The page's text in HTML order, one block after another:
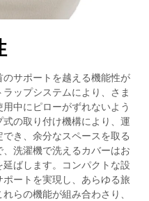
サポートを越える機能性が
ップシステムにより、さま
中にピローがずれないよう
の取り付け機構により、運
き、余分なスペースを取る
洗濯機で洗えるカバーはお
ばします。コンパクトな設
ートを実現し、あらゆる旅
らの機能が組み合わさり、